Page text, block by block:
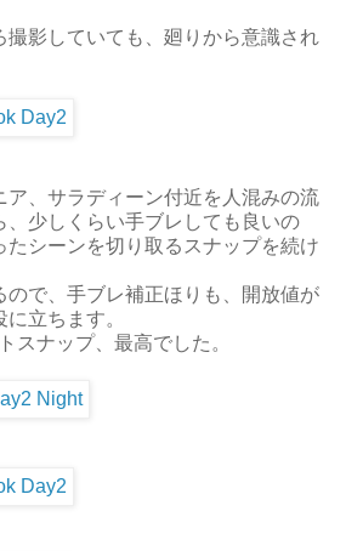
撮影していても、廻りから意識され
ア、サラディーン付近を人混みの流
、少しくらい手ブレしても良いの
たシーンを切り取るスナップを続け
ので、手ブレ補正ほりも、開放値が
立ちます。
スナップ、最高でした。